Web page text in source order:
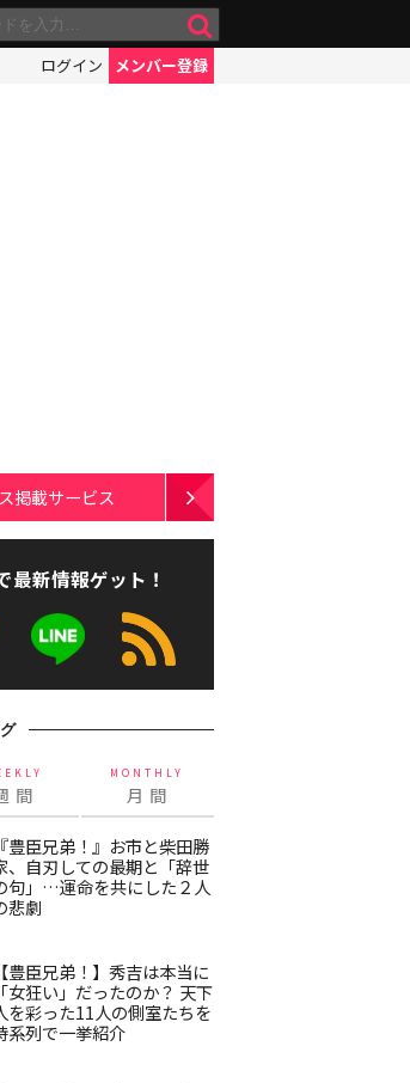
ログイン メンバー登録
掲載サービス
最新情報ゲット！
間
MONTHLY
月 間
『豊臣兄弟！』お市と柴田勝
、自刃しての最期と「辞世
句」…運命を共にした２人
悲劇
【豊臣兄弟！】秀吉は本当に
「女狂い」だったのか？ 天下
を彩った11人の側室たちを
系列で一挙紹介